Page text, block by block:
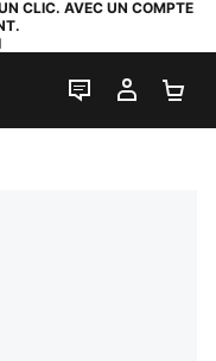
CLIC. AVEC UN COMPTE
LIVE CHAT
MON